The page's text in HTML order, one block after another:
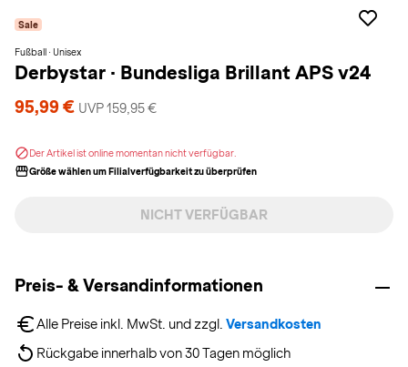
Sale
Fußball · Unisex
Derbystar · Bundesliga Brillant APS v24
95,99 € UVP 159,95 €
Der Artikel ist online momentan nicht verfügbar.
Größe wählen um Filialverfügbarkeit zu überprüfen
NICHT VERFÜGBAR
Preis- & Versandinformationen
Alle Preise inkl. MwSt. und zzgl. Versandkosten
Rückgabe innerhalb von 30 Tagen möglich